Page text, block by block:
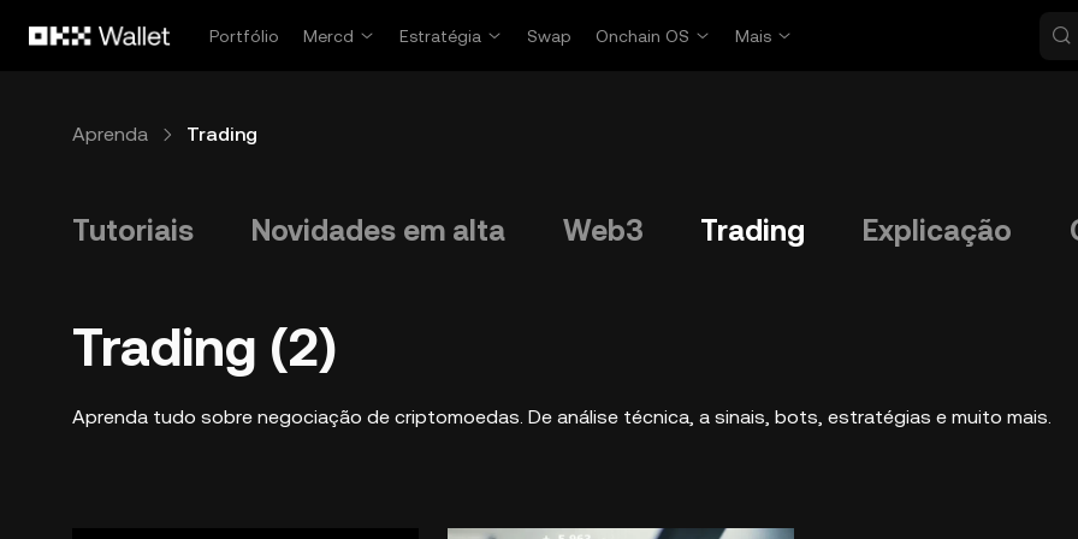
Portfólio
Mercd Estratégia Swap Onchain OS Mais
Aprenda Trading
Tutoriais Novidades em alta Web3 Trading Explicação
Trading (2)
Aprenda tudo sobre negociação de criptomoedas. De análise técnica, a sinais, bots, estratégias e muito mais.